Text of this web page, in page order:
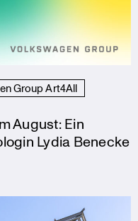
Group Art4All
August: Ein
Lydia Benecke